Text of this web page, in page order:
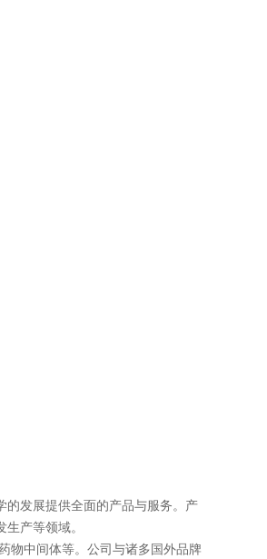
的发展提供全面的产品与服务。产
产等领域。
物中间体等。公司与诸多国外品牌